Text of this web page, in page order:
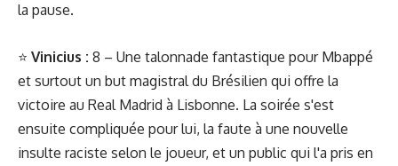
la pause.
⭐️ Vinicius : 8 – Une talonnade fantastique pour Mbappé
et surtout un but magistral du Brésilien qui offre la
victoire au Real Madrid à Lisbonne. La soirée s'est
ensuite compliquée pour lui, la faute à une nouvelle
insulte raciste selon le joueur, et un public qui l'a pris en